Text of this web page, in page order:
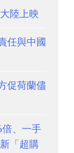
陸上映
任與中國
促荷蘭儘
、一手
「超購